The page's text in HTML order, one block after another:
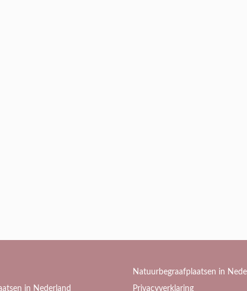
in Nederland
Natuurbegraafplaatsen in
Privacyverklaring